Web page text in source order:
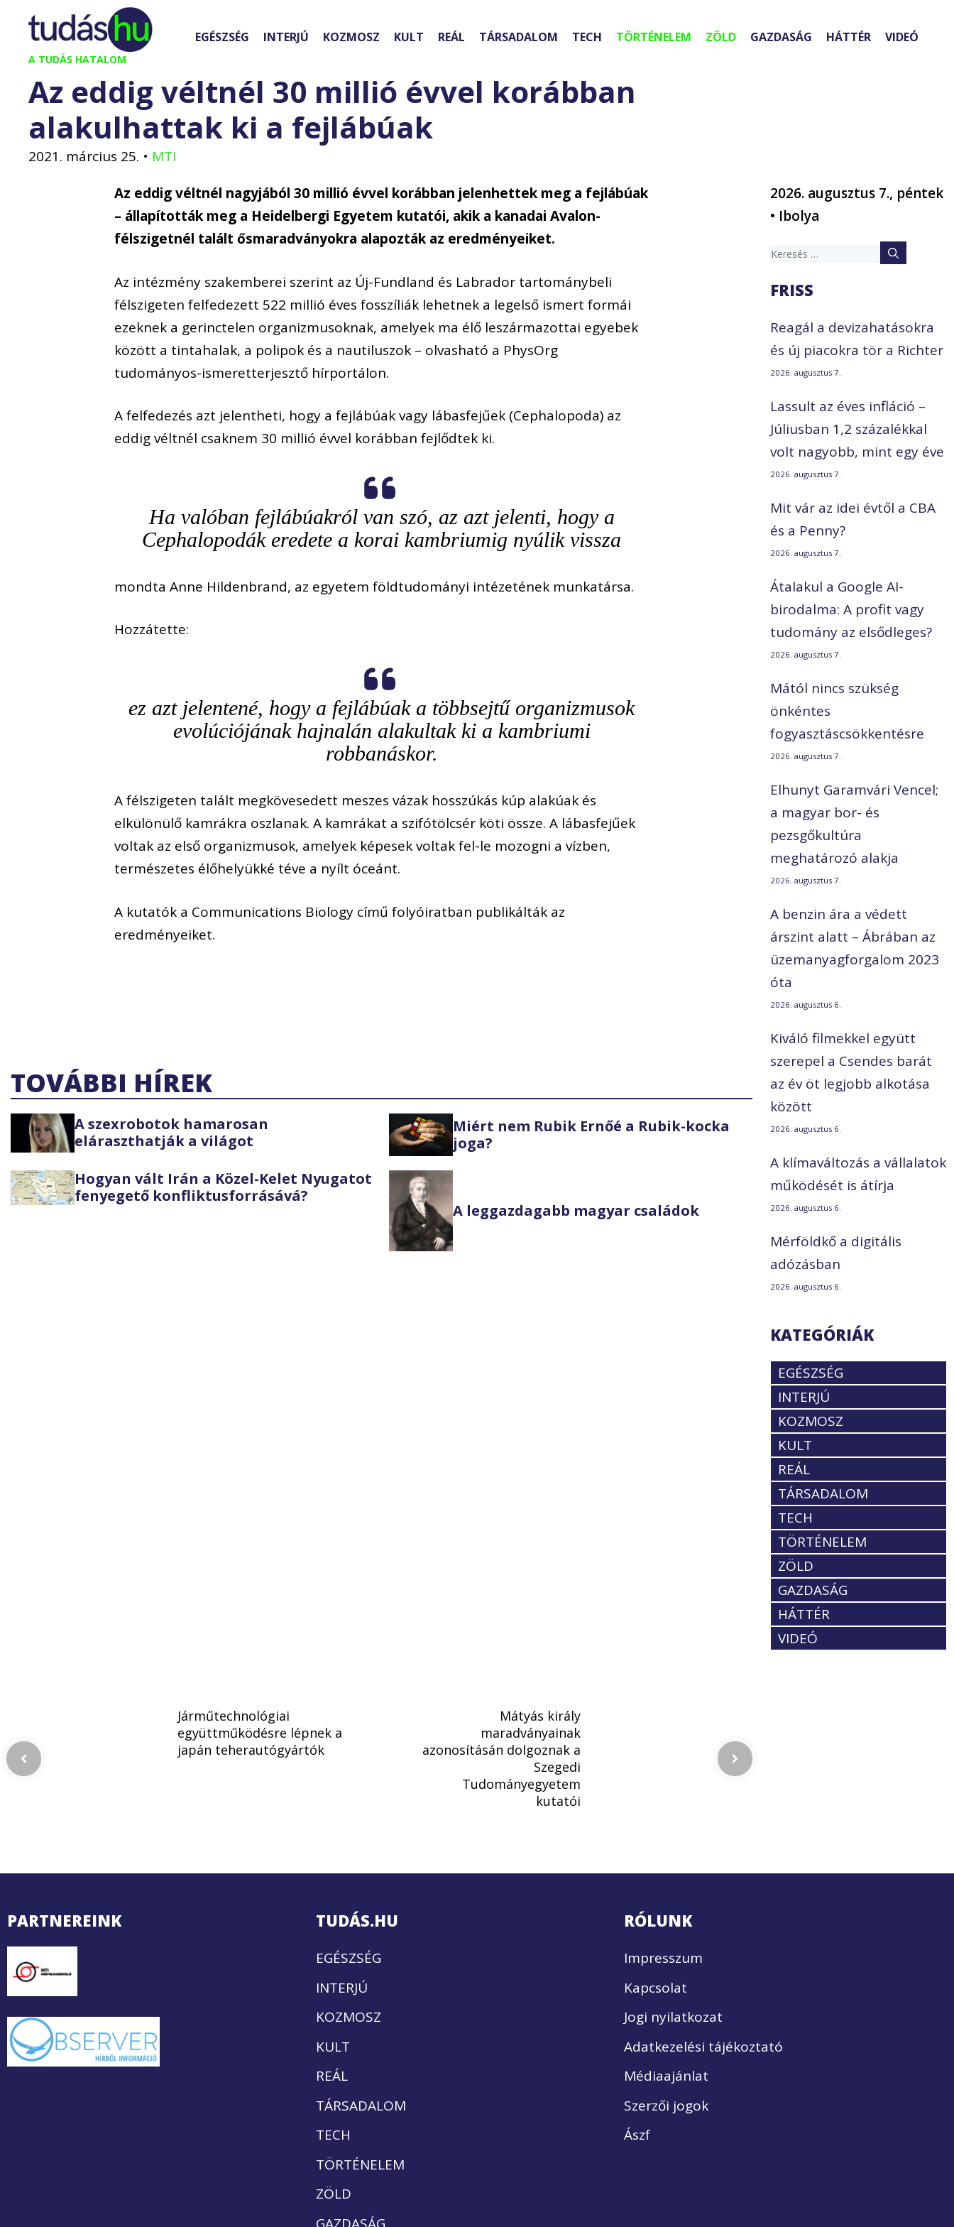
Kilépés
tartalomba
A TUDÁS HATALOM
EGÉSZSÉG INTERJÚ KOZMOSZ KULT REÁL TÁRSADALOM TECH TÖRTÉNELEM ZÖLD GAZDASÁG HÁTTÉR VIDEÓ
Az eddig véltnél 30 millió évvel korábban
alakulhattak ki a fejlábúak
2021. március 25. • MTI
Az eddig véltnél nagyjából 30 millió évvel korábban jelenhettek meg a fejlábúak
– állapították meg a Heidelbergi Egyetem kutatói, akik a kanadai Avalon-
félszigetnél talált ősmaradványokra alapozták az eredményeiket.
Az intézmény szakemberei szerint az Új-Fundland és Labrador tartománybeli
félszigeten felfedezett 522 millió éves fosszíliák lehetnek a legelső ismert formái
ezeknek a gerinctelen organizmusoknak, amelyek ma élő leszármazottai egyebek
között a tintahalak, a polipok és a nautiluszok – olvasható a PhysOrg
tudományos-ismeretterjesztő hírportálon.
A felfedezés azt jelentheti, hogy a fejlábúak vagy lábasfejűek (Cephalopoda) az
eddig véltnél csaknem 30 millió évvel korábban fejlődtek ki.
Ha valóban fejlábúakról van szó, az azt jelenti, hogy a
Cephalopodák eredete a korai kambriumig nyúlik vissza
mondta Anne Hildenbrand, az egyetem földtudományi intézetének munkatársa.
Hozzátette:
ez azt jelentené, hogy a fejlábúak a többsejtű organizmusok
evolúciójának hajnalán alakultak ki a kambriumi
robbanáskor.
A félszigeten talált megkövesedett meszes vázak hosszúkás kúp alakúak és
elkülönülő kamrákra oszlanak. A kamrákat a szifótölcsér köti össze. A lábasfejűek
voltak az első organizmusok, amelyek képesek voltak fel-le mozogni a vízben,
természetes élőhelyükké téve a nyílt óceánt.
A kutatók a Communications Biology című folyóiratban publikálták az
eredményeiket.
TOVÁBBI HÍREK
A szexrobotok hamarosan
eláraszthatják a világot
Miért nem Rubik Ernőé a Rubik-kocka
joga?
Hogyan vált Irán a Közel-Kelet Nyugatot
fenyegető konfliktusforrásává?
A leggazdagabb magyar családok
2026. augusztus 7., péntek
• Ibolya
Keresés:
FRISS
Reagál a devizahatásokra
és új piacokra tör a Richter
2026. augusztus 7.
Lassult az éves infláció –
Júliusban 1,2 százalékkal
volt nagyobb, mint egy éve
2026. augusztus 7.
Mit vár az idei évtől a CBA
és a Penny?
2026. augusztus 7.
Átalakul a Google AI-
birodalma: A profit vagy
tudomány az elsődleges?
2026. augusztus 7.
Mától nincs szükség
önkéntes
fogyasztáscsökkentésre
2026. augusztus 7.
Elhunyt Garamvári Vencel;
a magyar bor- és
pezsgőkultúra
meghatározó alakja
2026. augusztus 7.
A benzin ára a védett
árszint alatt – Ábrában az
üzemanyagforgalom 2023
óta
2026. augusztus 6.
Kiváló filmekkel együtt
szerepel a Csendes barát
az év öt legjobb alkotása
között
2026. augusztus 6.
A klímaváltozás a vállalatok
működését is átírja
2026. augusztus 6.
Mérföldkő a digitális
adózásban
2026. augusztus 6.
KATEGÓRIÁK
EGÉSZSÉG
INTERJÚ
KOZMOSZ
KULT
REÁL
TÁRSADALOM
TECH
TÖRTÉNELEM
ZÖLD
GAZDASÁG
HÁTTÉR
VIDEÓ
Járműtechnológiai
együttműködésre lépnek a
japán teherautógyártók
Mátyás király
maradványainak
azonosításán dolgoznak a
Szegedi
Tudományegyetem
kutatói
PARTNEREINK TUDÁS.HU
EGÉSZSÉG
INTERJÚ
KOZMOSZ
KULT
REÁL
TÁRSADALOM
TECH
TÖRTÉNELEM
ZÖLD
GAZDASÁG
RÓLUNK
Impresszum
Kapcsolat
Jogi nyilatkozat
Adatkezelési tájékoztató
Médiaajánlat
Szerzői jogok
Ászf